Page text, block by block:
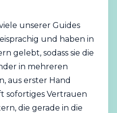
unserer Guides
und haben in
gelebt, sodass sie die
in mehreren
aus erster Hand
sofortiges Vertrauen
die gerade in die